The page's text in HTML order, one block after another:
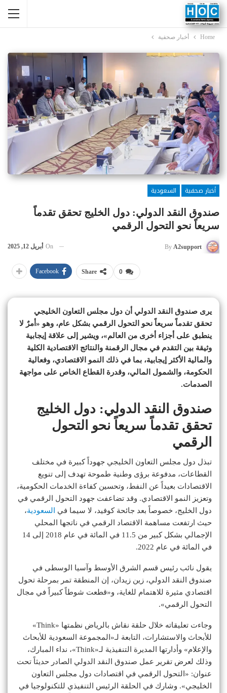
Home أخبار صحفية
أخبار صحفية
السعودية
صندوق النقد الدولي: دول الخليج تحقق تقدماً
سريعاً نحو التحول الرقمي
By A2support
On أبريل 12, 2025
0
Share
Facebook
يرى صندوق النقد الدولي أن دول مجلس التعاون الخليجي
تحقق تقدماً سريعاً نحو التحول الرقمي بشكل عام، وهو «أمرٌ لا
ينطبق على أجزاء أخرى من العالم»، ويشير إلى علاقة إيجابية
وثيقة بين التقدم في مجال الرقمنة والنتائج الاقتصادية الكلية
والمالية الأكثر إيجابية، بما في ذلك النمو الاقتصادي، وفعالية
الحكومة، والشمول المالي، وقدرة القطاع الخاص على مواجهة
الصدمات.
صندوق النقد الدولي: دول الخليج
تحقق تقدماً سريعاً نحو التحول
الرقمي
تبذل دول مجلس التعاون الخليجي جهوداً كبيرة في مختلف
القطاعات، مدفوعة برؤى وطنية طموحة تهدف إلى تنويع
الاقتصادات بعيداً عن النفط، وتحسين كفاءة الخدمات الحكومية،
وتعزيز النمو الاقتصادي. وقد تضاعفت جهود التحول الرقمي في
دول الخليج، خصوصاً بعد جائحة كوفيد، لا سيما في
السعودية،
حيث ارتفعت مساهمة الاقتصاد الرقمي في ناتجها المحلي
الإجمالي بشكل كبير من 11.5 في المائة في عام 2018 إلى 14
في المائة في عام 2022.
يقول نائب رئيس قسم الشرق الأوسط وآسيا الوسطى في
صندوق النقد الدولي، زين زيدان، إن المنطقة تمر بمرحلة تحول
اقتصادي مثيرة للاهتمام للغاية، و«قطعت شوطاً كبيراً في مجال
التحول الرقمي».
وجاءت تعليقاته خلال حلقة نقاش بالرياض نظمتها «Think»
للأبحاث والاستشارات، التابعة لـ«المجموعة السعودية للأبحاث
والإعلام» وأدارتها المديرة التنفيذية لـ«Think»، نداء المبارك،
وذلك لعرض تقرير عمل صندوق النقد الدولي الصادر حديثاً تحت
عنوان: «التحول الرقمي في اقتصادات دول مجلس التعاون
الخليجي». وشارك في الحلقة الرئيس التنفيذي للتكنولوجيا في